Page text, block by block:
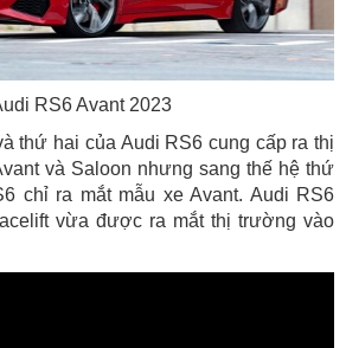
RS6 Avant 2023
thứ hai của Audi RS6 cung cấp ra thị
và Saloon nhưng sang thế hệ thứ
chỉ ra mắt mẫu xe Avant. Audi RS6
vừa được ra mắt thị trường vào